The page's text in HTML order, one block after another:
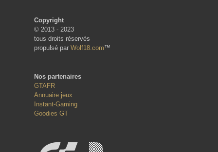
Copyright
© 2013 - 2023
tous droits réservés
propulsé par Wolf18.com™
Nos partenaires
GTAFR
Annuaire jeux
Instant-Gaming
Goodies GT